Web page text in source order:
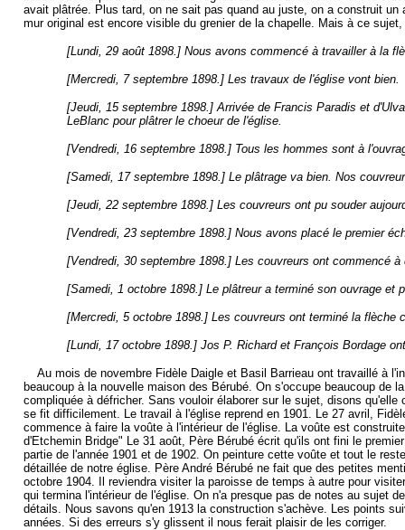
avait plâtrée. Plus tard, on ne sait pas quand au juste, on a construit
mur original est encore visible du grenier de la chapelle. Mais à ce
[Lundi, 29 août 1898.] Nous avons commencé à travailler à la
[Mercredi, 7 septembre 1898.] Les travaux de l'église vont bien.
[Jeudi, 15 septembre 1898.] Arrivée de Francis Paradis et
LeBlanc pour plâtrer le choeur de l'église.
[Vendredi, 16 septembre 1898.] Tous les hommes sont à
[Samedi, 17 septembre 1898.] Le plâtrage va bien. Nos
[Jeudi, 22 septembre 1898.] Les couvreurs ont pu souder
[Vendredi, 23 septembre 1898.] Nous avons placé le premier
[Vendredi, 30 septembre 1898.] Les couvreurs ont commencé
[Samedi, 1 octobre 1898.] Le plâtreur a terminé son ouvrage et
[Mercredi, 5 octobre 1898.] Les couvreurs ont terminé la flèche
[Lundi, 17 octobre 1898.] Jos P. Richard et François Bordage
Au mois de novembre Fidèle Daigle et Basil Barrieau ont travaillé à
beaucoup à la nouvelle maison des Bérubé. On s'occupe beaucoup
compliquée à défricher. Sans vouloir élaborer sur le sujet, disons
se fit difficilement. Le travail à l'église reprend en 1901. Le 27 avril,
commence à faire la voûte à l'intérieur de l'église. La voûte est
d'Etchemin Bridge" Le 31 août, Père Bérubé écrit qu'ils ont fini le
partie de l'année 1901 et de 1902. On peinture cette voûte et tout le
détaillée de notre église. Père André Bérubé ne fait que des petites
octobre 1904. Il reviendra visiter la paroisse de temps à autre pour
qui termina l'intérieur de l'église. On n'a presque pas de notes au sujet
détails. Nous savons qu'en 1913 la construction s'achève. Les points
années. Si des erreurs s'y glissent il nous ferait plaisir de les corriger.